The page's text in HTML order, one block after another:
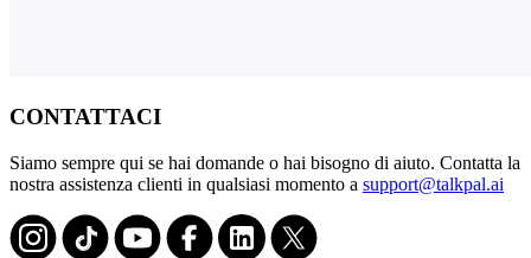
CONTATTACI
Siamo sempre qui se hai domande o hai bisogno di aiuto. Contatta la
nostra assistenza clienti in qualsiasi momento a support@talkpal.ai